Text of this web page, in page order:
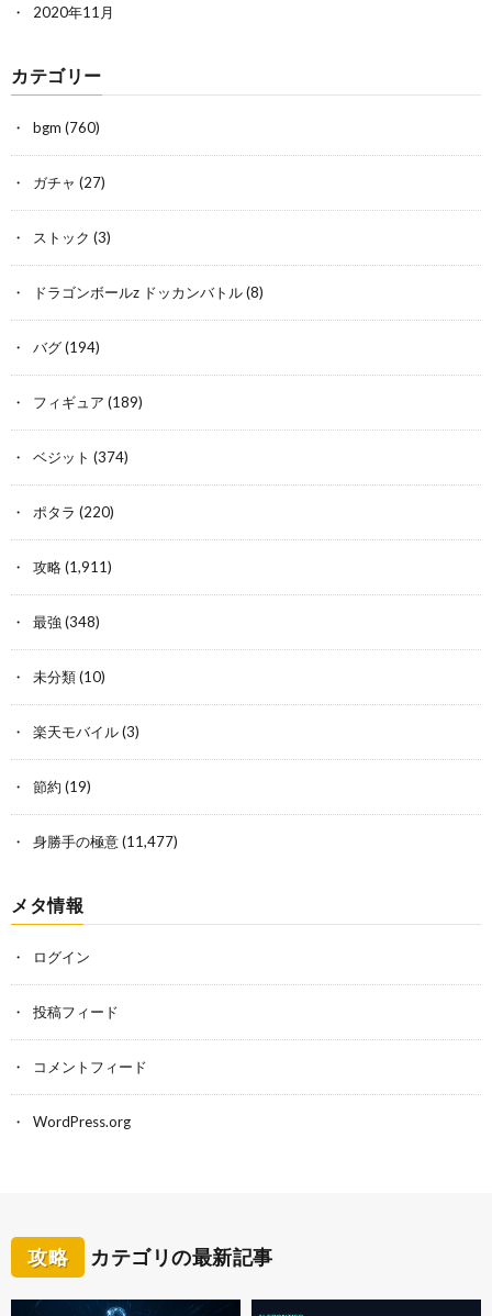
2020年11月
カテゴリー
bgm (760)
ガチャ (27)
ストック (3)
ドラゴンボールz ドッカンバトル(8)
バグ(194)
フィギュア (189)
ベジット (374)
ポタラ (220)
攻略(1,911)
最強 (348)
未分類(10)
楽天モバイル(3)
節約 (19)
身勝手の極意(11,477)
メタ情報
ログイン
投稿フィード
コメントフィード
WordPress.org
攻略 カテゴリの最新記事